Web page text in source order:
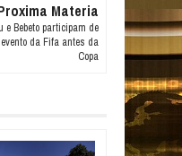
Materia
e Bebeto participam de
evento da Fifa antes da
Copa